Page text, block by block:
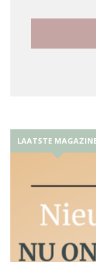
LAATSTE